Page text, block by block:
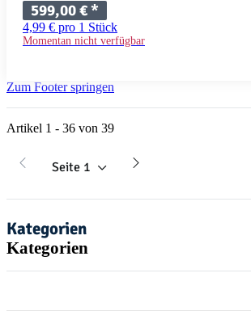
599,00 €*
4,99 € pro 1 Stück
Momentan nicht verfügbar
Zum Footer springen
Artikel 1 - 36 von 39
Seite 1
Kategorien
Kategorien